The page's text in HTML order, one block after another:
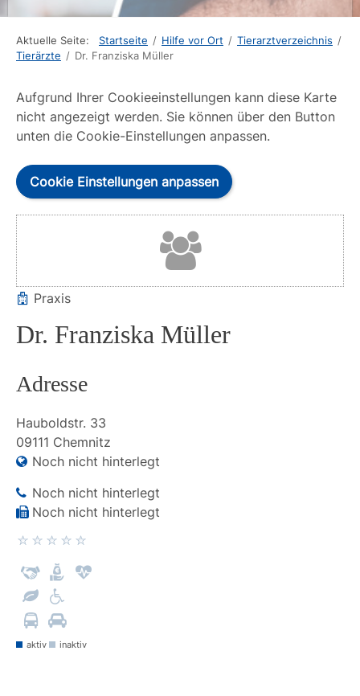
Aktuelle Seite: Startseite / Hilfe vor Ort / Tierarztverzeichnis /
Tierärzte / Dr. Franziska Müller
Aufgrund Ihrer Cookieeinstellungen kann diese Karte
nicht angezeigt werden. Sie können über den Button
unten die Cookie-Einstellungen anpassen.
Cookie Einstellungen anpassen
Praxis
Dr. Franziska Müller
Adresse
Hauboldstr. 33
09111 Chemnitz
Noch nicht hinterlegt
Noch nicht hinterlegt
Noch nicht hinterlegt
aktiv inaktiv